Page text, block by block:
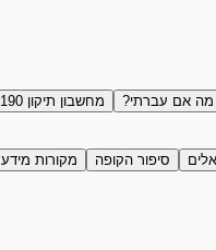
מה אם עברתי? מחשבון תיקון 190
סיפור הקופה מקורות מידע